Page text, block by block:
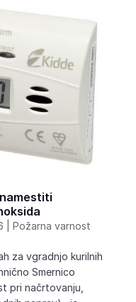
Požarna varnost
za vgradnjo kurilnih
Smernico
pri načrtovanju,